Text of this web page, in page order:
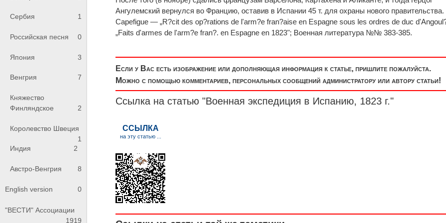
Сербия 1
Российская песня 0
Япония 3
Венгрия 7
Княжество
Финляндское
2
Королевство Швеция
1
Индия
2
Австро-Венгрия 8
English version 0
"ВЕСТИ" Ассоциации
1919
Ангулемский вернулся во Францию, оставив в Испании 45 т. для охраны нового правительства.
Capefigue — „R?cit des op?rations de l'arm?e fran?aise en Espagne sous les ordres de duc
„Faits d'armes de l'arm?e fran?. en Espagne en 1823"; Военная литература №№ 383-385.
Если у Вас есть изображение или дополняющая информация к статье, пришлите пожалуйста.
Можно с помощью комментариев, персональных сообщений администратору или автору статьи!
Ссылка на статью "Военная экспедиция в Испанию, 1823 г."